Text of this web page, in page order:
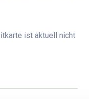
ist aktuell nicht